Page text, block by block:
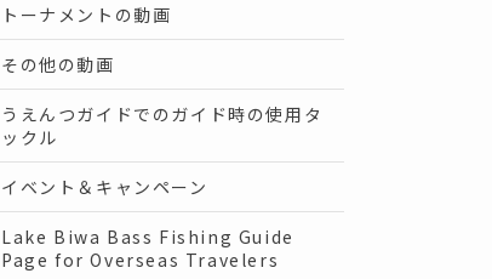
トーナメントの動画
その他の動画
うえんつガイドでのガイド時の使用タ
ックル
イベント＆キャンペーン
Lake Biwa Bass Fishing Guide
Page for Overseas Travelers